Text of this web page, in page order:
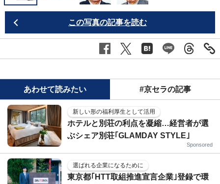
この写真の記事を読む
あわせて読みたい #京セラの記事
新しい形の福利厚生として活用
ホテルと別荘の利点を凝縮…経営者が選
ぶシェア別荘｢GLAMDAY STYLE｣
Sponsored
選ばれる企業になるために
東京都｢HTT取組推進宣言企業｣登録で環